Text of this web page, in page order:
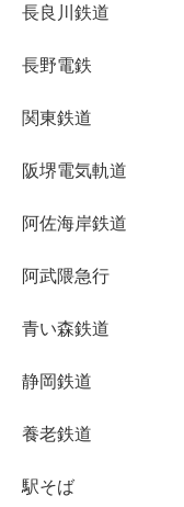
長良川鉄道
長野電鉄
関東鉄道
阪堺電気軌道
阿佐海岸鉄道
阿武隈急行
青い森鉄道
静岡鉄道
養老鉄道
駅そば